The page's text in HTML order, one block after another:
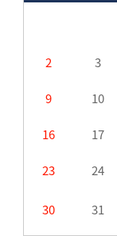
2 3
9 10
16 17
23 24
30 31